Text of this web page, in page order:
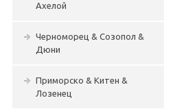
Ахелой
Черноморец & Созопол &
Дюни
Приморско & Китен &
Лозенец